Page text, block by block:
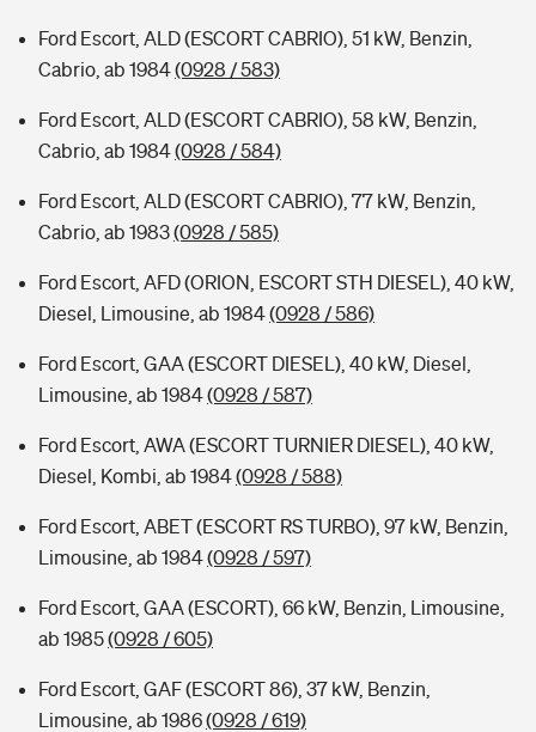
Ford Escort, ALD (ESCORT CABRIO), 51 kW, Benzin,
Cabrio, ab 1984(0928 / 583)
Ford Escort, ALD (ESCORT CABRIO), 58 kW, Benzin,
Cabrio, ab 1984(0928 / 584)
Ford Escort, ALD (ESCORT CABRIO), 77 kW, Benzin,
Cabrio, ab 1983(0928 / 585)
Ford Escort, AFD (ORION, ESCORT STH DIESEL), 40 kW,
Diesel, Limousine, ab 1984(0928 / 586)
Ford Escort, GAA (ESCORT DIESEL), 40 kW, Diesel,
Limousine, ab 1984(0928 / 587)
Ford Escort, AWA (ESCORT TURNIER DIESEL), 40 kW,
Diesel, Kombi, ab 1984(0928 / 588)
Ford Escort, ABET (ESCORT RS TURBO), 97 kW, Benzin,
Limousine, ab 1984(0928 / 597)
Ford Escort, GAA (ESCORT), 66 kW, Benzin, Limousine,
ab 1985(0928 / 605)
Ford Escort, GAF (ESCORT 86), 37 kW, Benzin,
Limousine, ab 1986(0928 / 619)